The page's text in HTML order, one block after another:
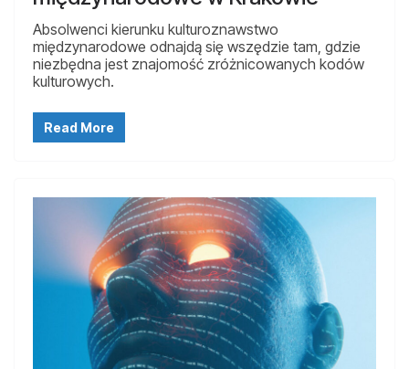
Absolwenci kierunku kulturoznawstwo
międzynarodowe odnajdą się wszędzie tam, gdzie
niezbędna jest znajomość zróżnicowanych kodów
kulturowych.
Read More